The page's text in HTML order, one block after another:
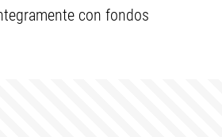
con fondos